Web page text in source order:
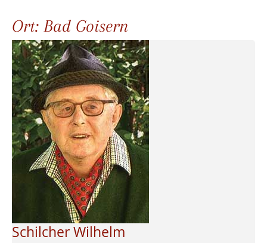
Ort: Bad Goisern
Schilcher Wilhelm